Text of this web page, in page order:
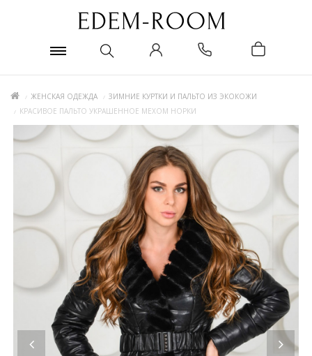
ЖЕНСКАЯ ОДЕЖДА
ЗИМНИЕ КУРТКИ И ПАЛЬТО ИЗ ЭКОКОЖИ
КРАСИВОЕ ПАЛЬТО УКРАШЕННОЕ МЕХОМ НОРКИ